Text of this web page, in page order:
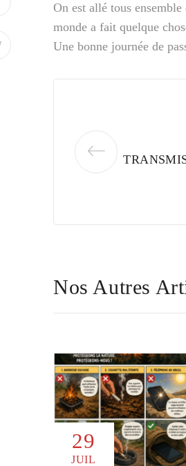
On est allé tous
monde a fait quelque
Une bonne journée de
Nos Autres
29
JUIL